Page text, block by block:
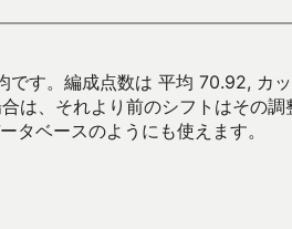
す。編成点数は 平均 70.92, カ
は、それより前のシフトはその調
タベースのようにも使えます。